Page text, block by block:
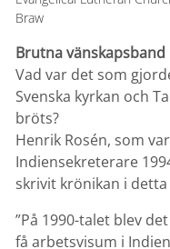
Braw
Brutna vänskapsband
Vad var det som
Svenska kyrkan och
bröts?
Henrik Rosén, som
Indiensekreterare
skrivit krönikan i
”På 1990-talet blev
få arbetsvisum i